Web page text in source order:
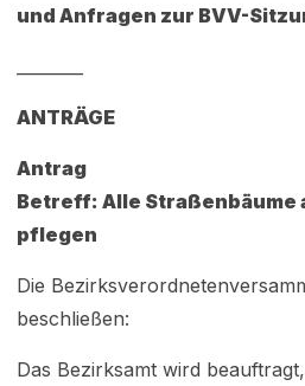
und Anfragen zur BVV-
ANTRÄGE
Antrag
Betreff: Alle Straßenbäume
pflegen
Die
beschließen:
Das Bezirksamt wird